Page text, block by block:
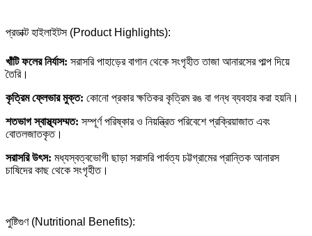
প্রডাক্ট হাইলাইটস (Product Highlights):
খাঁটি ফলের নির্যাস: সরাসরি পাহাড়ের বাগান থেকে সংগৃহীত তাজা আনারসের পাল্প দিয়ে
তৈরি।
কৃত্রিম ফ্লেভার মুক্ত: কোনো প্রকার ক্ষতিকর কৃত্রিম রঙ বা গন্ধ ব্যবহার করা হয়নি।
শতভাগ স্বাস্থ্যসম্মত: সম্পূর্ণ পরিষ্কার ও নিয়ন্ত্রিত পরিবেশে প্রক্রিয়াজাত এবং
বোতলজাতকৃত।
সরাসরি উৎস: মধ্যস্বত্বভোগী ছাড়া সরাসরি পার্বত্য চট্টগ্রামের প্রান্তিক আনারস
চাষিদের কাছ থেকে সংগৃহীত।
পুষ্টিগুণ (Nutritional Benefits):